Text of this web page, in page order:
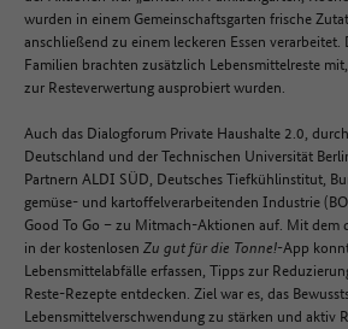
wurden in einem Gemeinschaftsgarten frische
anschließend zu einem leckeren Essen
Familien brachten zusätzlich Lebensmittelreste
zur Resteverwertung ausprobiert wurden.
Auch das Dialogforum Private Haushalte 2.0,
Deutschland und der Technischen Universität
Partnern ALDI SÜD, Deutsches Tiefkühlinstitut,
gemüse- und kartoffelverarbeitenden Industrie
Good To Go – zu Mitmach-Aktionen auf. Mit dem
in der kostenlosen Zu gut für die Tonne!-App
Lebensmittelabfälle erfassen, Tipps zur
Reste-Rezepte entdecken. Ziel war es, das
Lebensmittelverschwendung zu stärken und aktiv